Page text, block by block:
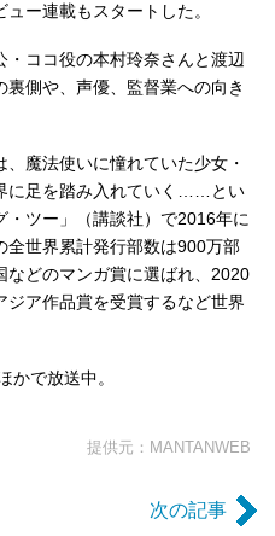
ー連載もスタートした。
ココ役の本村玲奈さんと渡辺
側や、声優、監督業への向き
魔法使いに憧れていた少女・
に足を踏み入れていく……とい
・ツー」（講談社）で2016年に
全世界累計発行部数は900万部
などのマンガ賞に選ばれ、2020
ア作品賞を受賞するなど世界
で放送中。
提供元：MANTANWEB
次の記事